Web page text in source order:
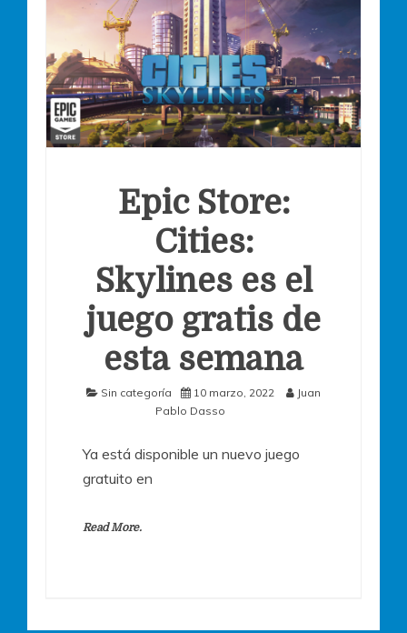
Epic Store:
Cities:
Skylines es el
juego gratis de
esta semana
Sin categoría 10 marzo, 2022
Juan
Pablo Dasso
Ya está disponible un nuevo juego
gratuito en
Read More.